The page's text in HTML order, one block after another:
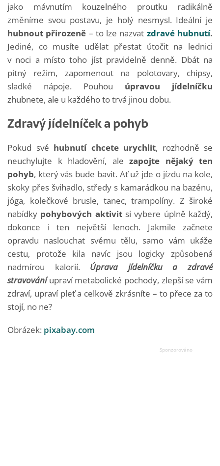
jako mávnutím kouzelného proutku radikálně
změníme svou postavu, je holý nesmysl. Ideální je
hubnout přirozeně – to lze nazvat zdravé hubnutí.
Jediné, co musíte udělat přestat útočit na lednici
v noci a místo toho jíst pravidelně denně. Dbát na
pitný režim, zapomenout na polotovary, chipsy,
sladké nápoje. Pouhou úpravou jídelníčku
zhubnete, ale u každého to trvá jinou dobu.
Zdravý jídelníček a pohyb
Pokud své hubnutí chcete urychlit, rozhodně se
neuchylujte k hladovění, ale zapojte nějaký ten
pohyb, který vás bude bavit. Ať už jde o jízdu na kole,
skoky přes švihadlo, středy s kamarádkou na bazénu,
jóga, kolečkové brusle, tanec, trampolíny. Z široké
nabídky pohybových aktivitsi vybere úplně každý,
dokonce i ten největší lenoch. Jakmile začnete
opravdu naslouchat svému tělu, samo vám ukáže
cestu, protože kila navíc jsou logicky způsobená
nadmírou kalorií. Úprava jídelníčku a zdravé
stravováníupraví metabolické pochody, zlepší se vám
zdraví, upraví pleť a celkově zkrásníte – to přece za to
stojí, no ne?
Obrázek: pixabay.com